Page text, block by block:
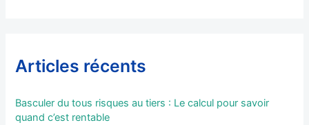
Articles récents
Basculer du tous risques au tiers : Le calcul pour savoir
quand c’est rentable